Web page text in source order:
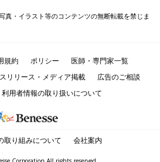
真・イラスト等のコンテンツの無断転載を禁じま
規約 ポリシー
医師・専門家一覧
リリース・メディア掲載
広告のご相談
利用者情報の取り扱いについて
取り組みについて 会社案内